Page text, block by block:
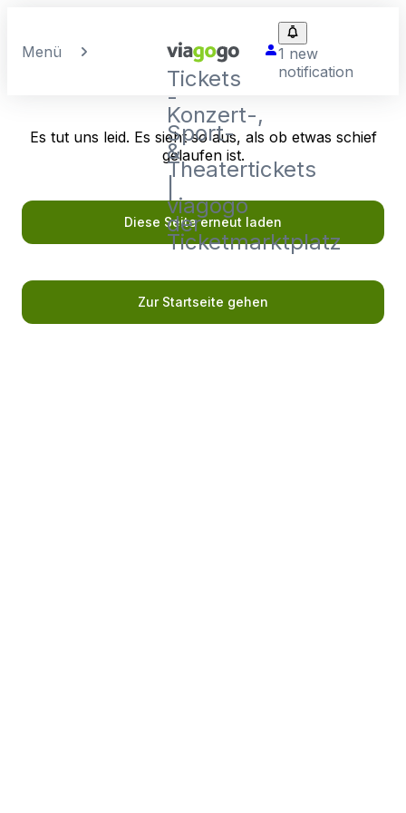
Menü
Tickets
-
Konzert-,
Sport-
&
Theatertickets
viagogo
der
Ticketmarktplatz
1 new
notification
Es tut uns leid. Es sieht so aus, als ob etwas schief
gelaufen ist.
Diese Seite erneut laden
Zur Startseite gehen